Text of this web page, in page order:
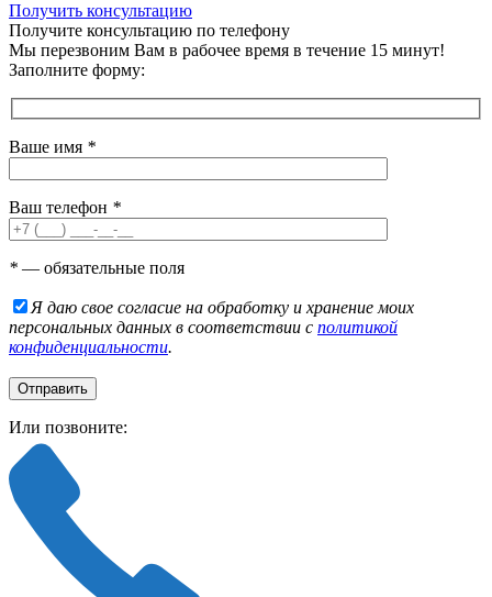
Получить консультацию
Получите консультацию по телефону
Мы перезвоним Вам в рабочее время в течение 15 минут!
Заполните форму:
Ваше имя *
Ваш телефон *
* — обязательные поля
Я даю свое согласие на обработку и хранение моих
персональных данных в соответствии с политикой
конфиденциальности.
Или позвоните: